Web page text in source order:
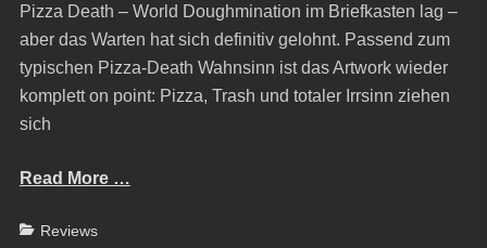
Pizza Death – World Doughmination im Briefkasten lag –
aber das Warten hat sich definitiv gelohnt. Passend zum
typischen Pizza-Death Wahnsinn ist das Artwork wieder
komplett on point: Pizza, Trash und totaler Irrsinn ziehen
sich
Read More …
Categories
Reviews